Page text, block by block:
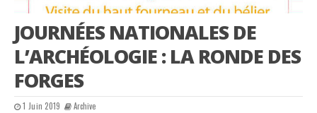
JOURNÉES NATIONALES DE
L’ARCHÉOLOGIE : LA RONDE DES
FORGES
1 Juin 2019 Archive